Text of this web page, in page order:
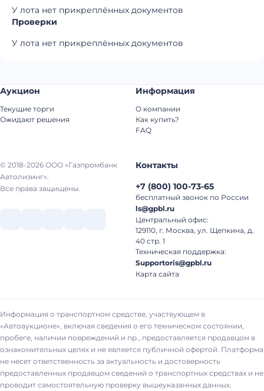
У лота нет прикреплённых документов
Проверки
У лота нет прикреплённых документов
© 2018-2026 ООО «Газпромбанк
Автолизинг».
Все права защищены.
Аукцион
Текущие торги
Ожидают решения
Информация
О компании
Как купить?
FAQ
Контакты
+7 (800) 100-73-65
бесплатный звонок по России
ls@gpbl.ru
Центральный офис:
129110, г. Москва, ул. Щепкина, д.
40 стр. 1
Техническая поддержка:
Supportoris@gpbl.ru
Карта сайта
Информация о транспортном средстве, участвующем в
«Автоаукционе», включая сведения о его техническом состоянии,
пробеге, наличии повреждений и пр., предоставляется продавцом в
ознакомительных целях и не является публичной офертой. Платформа
не несет ответственность за актуальность и достоверность
предоставленных продавцом сведений о транспортных средствах и не
проводит самостоятельную проверку вышеуказанных данных.